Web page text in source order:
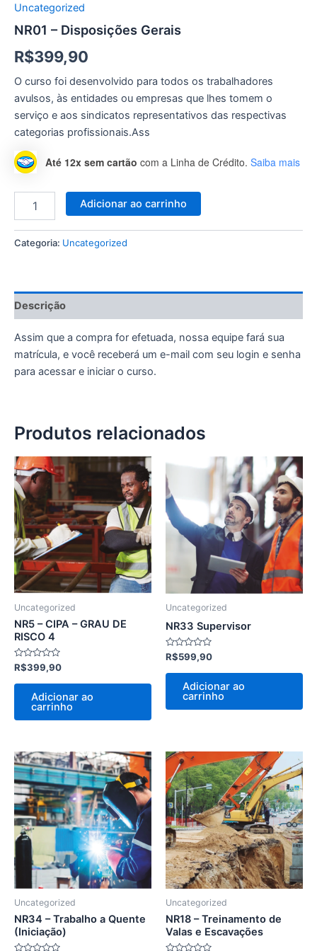
Uncategorized
NR01 – Disposições Gerais
R$399,90
O curso foi desenvolvido para todos os trabalhadores
avulsos, às entidades ou empresas que lhes tomem o
serviço e aos sindicatos representativos das respectivas
categorias profissionais.Ass
Até 12x sem cartão com a Linha de Crédito. Saiba mais
Adicionar ao carrinho
Categoria: Uncategorized
Descrição
Assim que a compra for efetuada, nossa equipe fará sua
matrícula, e você receberá um e-mail com seu login e senha
para acessar e iniciar o curso.
Produtos relacionados
Uncategorized
NR5 – CIPA – GRAU DE
RISCO 4
Avaliação
de
R$399,90
Adicionar ao
carrinho
Uncategorized
NR33 Supervisor
Avaliação
de
R$599,90
Adicionar ao
carrinho
Uncategorized
NR34 – Trabalho a Quente
(Iniciação)
Uncategorized
NR18 – Treinamento de
Valas e Escavações